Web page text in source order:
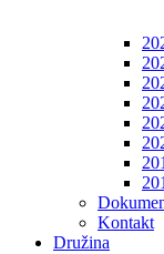
Kontakt
Družina